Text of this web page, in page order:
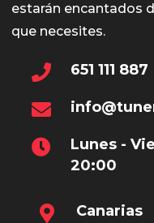
estarán encantados
que necesites.
651 111 887
Lunes -
20:00
Canarias